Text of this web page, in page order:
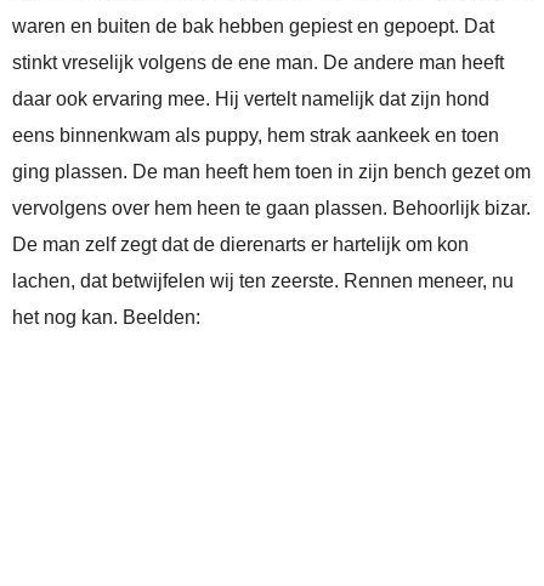
waren en buiten de bak hebben gepiest en gepoept. Dat
stinkt vreselijk volgens de ene man. De andere man heeft
daar ook ervaring mee. Hij vertelt namelijk dat zijn hond
eens binnenkwam als puppy, hem strak aankeek en toen
ging plassen. De man heeft hem toen in zijn bench gezet om
vervolgens over hem heen te gaan plassen. Behoorlijk bizar.
De man zelf zegt dat de dierenarts er hartelijk om kon
lachen, dat betwijfelen wij ten zeerste. Rennen meneer, nu
het nog kan. Beelden: